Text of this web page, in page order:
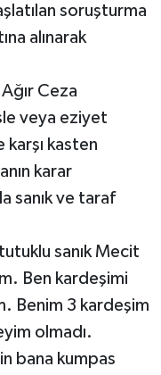
soruşturma
alınarak
Ceza
veya eziyet
kasten
karar
sanık ve taraf
sanık Mecit
Ben kardeşimi
Benim 3 kardeşim
olmadı.
bana kumpas